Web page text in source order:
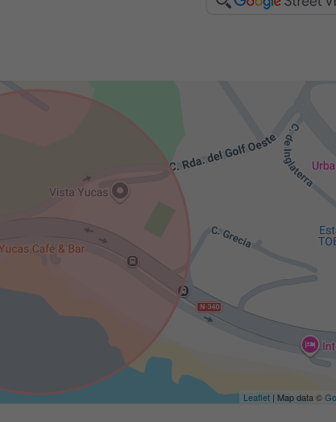
Leaflet| Map data ©